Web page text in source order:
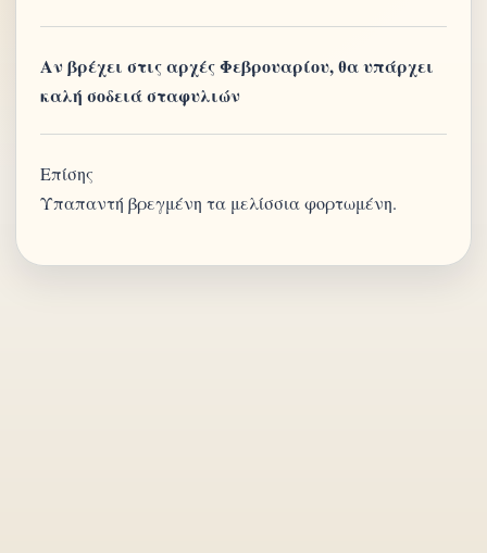
Αν βρέχει στις αρχές Φεβρουαρίου, θα υπάρχει
καλή σοδειά σταφυλιών
Επίσης
Υπαπαντή βρεγμένη τα μελίσσια φορτωμένη.